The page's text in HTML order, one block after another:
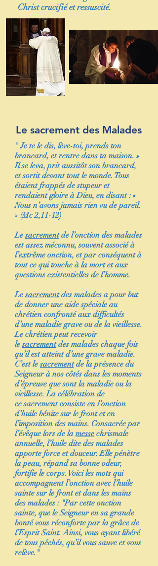
Christ crucifié et ressuscité.
Le sacrement des Malades
" Je te le dis, lève-toi, prends ton
brancard, et rentre dans ta maison. »
Il se leva, prit aussitôt son brancard,
et sortit devant tout le monde. Tous
étaient frappés de stupeur et
rendaient gloire à Dieu, en disant : «
Nous n’avons jamais rien vu de pareil.
» (Mc 2,11-12)
Lesacrementde l’onction des malades
est assez méconnu, souvent associé à
l’extrême onction, et par conséquent à
tout ce qui touche à la mort et aux
questions existentielles de l’homme.
Lesacrementdes malades a pour but
de donner une aide spéciale au
chrétien confronté aux difficultés
d’une maladie grave ou de la vieillesse.
Le chrétien peut recevoir
lesacrementdes malades chaque fois
qu’il est atteint d’une grave maladie.
C’est lesacrementde la présence du
Seigneur à nos côtés dans les moments
d’épreuve que sont la maladie ou la
vieillesse. La célébration de
cesacrementconsiste en l’onction
d’huile bénite sur le front et en
l’imposition des mains. Consacrée par
l’évêque lors de la messe chrismale
annuelle, l’huile dite des malades
apporte force et douceur. Elle pénètre
la peau, répand sa bonne odeur,
fortifie le corps. Voici les mots qui
accompagnent l’onction avec l’huile
sainte sur le front et dans les mains
des malades : "Par cette onction
sainte, que le Seigneur en sa grande
bonté vous réconforte par la grâce de
l’Esprit Saint. Ainsi, vous ayant libéré
de tous péchés, qu’il vous sauve et vous
relève."